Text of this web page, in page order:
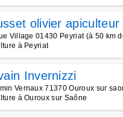
olivier
Village 01430 Peyriat (à 50 km
à Peyriat
Invernizzi
Vernaux 71370 Ouroux sur
à Ouroux sur Saône